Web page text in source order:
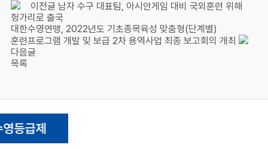
이전글 남자 수구 대표팀, 아시안게임 대비 국외훈련 위해
헝가리로 출국
대한수영연맹, 2022년도 기초종목육성 맞춤형(단계별)
훈련프로그램 개발 및 보급 2차 용역사업 최종 보고회의 개최
다음글
목록